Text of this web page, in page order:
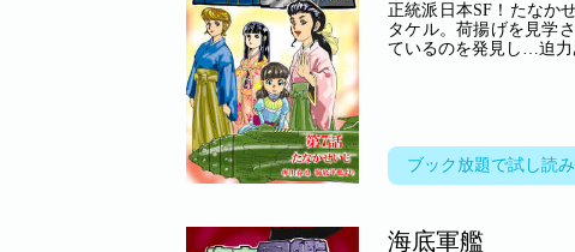
正統派日本SF！たなか
タケル。荷揚げを見学
ているのを発見し…迫力
ブック放題で試し読み
海底軍艦